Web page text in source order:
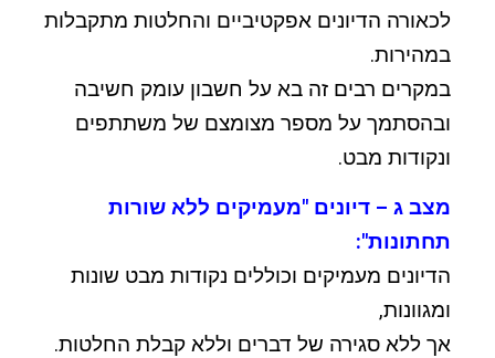
לכאורה הדיונים אפקטיביים והחלטות מתקבלות
במהירות.
במקרים רבים זה בא על חשבון עומק חשיבה
ובהסתמך על מספר מצומצם של משתתפים
ונקודות מבט.
מצב ג – דיונים "מעמיקים ללא שורות
תחתונות":
הדיונים מעמיקים וכוללים נקודות מבט שונות
ומגוונות,
אך ללא סגירה של דברים וללא קבלת החלטות.